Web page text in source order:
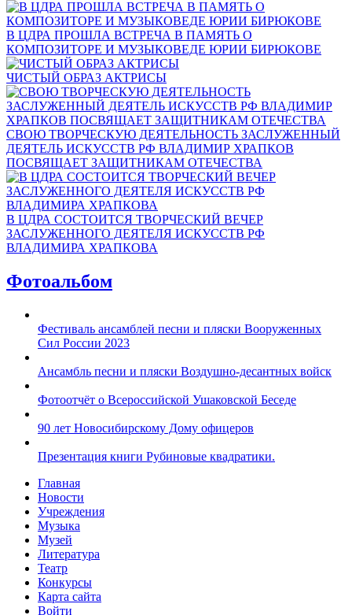
В ЦДРА ПРОШЛА ВСТРЕЧА В ПАМЯТЬ О
КОМПОЗИТОРЕ И МУЗЫКОВЕДЕ ЮРИИ БИРЮКОВЕ
ЧИСТЫЙ ОБРАЗ АКТРИСЫ
СВОЮ ТВОРЧЕСКУЮ ДЕЯТЕЛЬНОСТЬ ЗАСЛУЖЕННЫЙ
ДЕЯТЕЛЬ ИСКУССТВ РФ ВЛАДИМИР ХРАПКОВ
ПОСВЯЩАЕТ ЗАЩИТНИКАМ ОТЕЧЕСТВА
В ЦДРА СОСТОИТСЯ ТВОРЧЕСКИЙ ВЕЧЕР
ЗАСЛУЖЕННОГО ДЕЯТЕЛЯ ИСКУССТВ РФ
ВЛАДИМИРА ХРАПКОВА
Фотоальбом
Фестиваль ансамблей песни и пляски Вооруженных
Сил России 2023
Ансамбль песни и пляски Воздушно-десантных войск
Фотоотчёт о Всероссийской Ушаковской Беседе
90 лет Новосибирскому Дому офицеров
Презентация книги Рубиновые квадратики.
Главная
Новости
Учреждения
Музыка
Музей
Литература
Театр
Конкурсы
Карта сайта
Войти